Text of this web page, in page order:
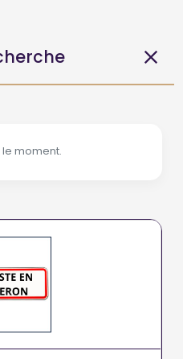
moment.